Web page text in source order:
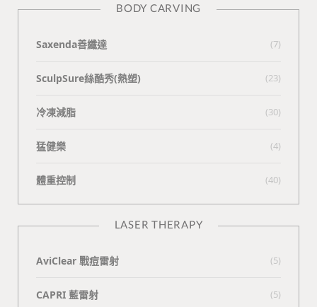
BODY CARVING
Saxenda善纖達 (7)
SculpSure絲酷秀(熱塑) (23)
冷凍減脂 (30)
猛健樂 (4)
體重控制 (40)
LASER THERAPY
AviClear 戰痘雷射 (5)
CAPRI 藍雷射 (5)